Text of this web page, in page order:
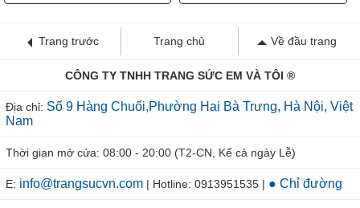
Trang trước Trang chủ Về đầu trang
CÔNG TY TNHH TRANG SỨC EM VÀ TÔI ®
Địa chỉ: Số 9 Hàng Chuối,Phường Hai Bà Trưng, Hà Nội, Việt
Nam
Thời gian mở cửa: 08:00 - 20:00 (T2-CN, Kể cả ngày Lễ)
E: info@trangsucvn.com | Hotline: 0913951535 | ● Chỉ đường